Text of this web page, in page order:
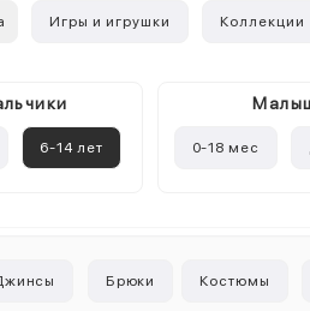
Игры и игрушки Коллекции
6-14 лет 0-18 мес
Брюки Костюмы